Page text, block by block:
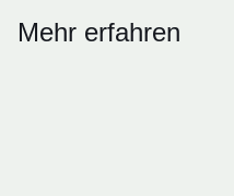
Mehr erfahren